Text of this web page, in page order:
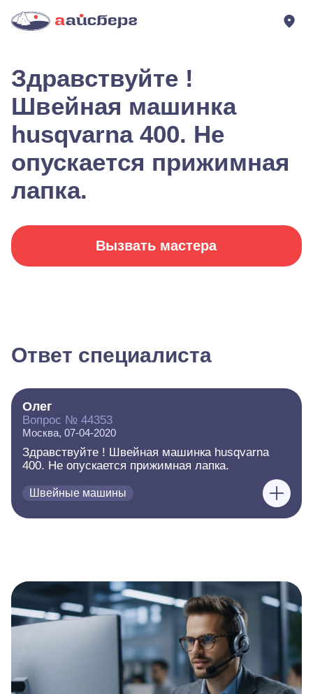
Здравствуйте !
Швейная машинка
husqvarna 400. Не
опускается прижимная
лапка.
Вызвать мастера
Ответ специалиста
Олег
Вопрос № 44353
Москва, 07-04-2020
Здравствуйте ! Швейная машинка husqvarna
400. Не опускается прижимная лапка.
Швейные машины